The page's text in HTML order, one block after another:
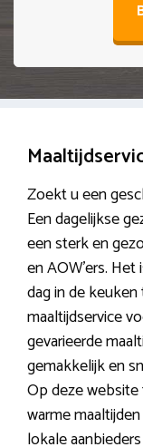
Zoekt u een
Een dagelijkse
een sterk en
en AOW’ers.
dag in de
maaltijdservice
gevarieerde
gemakkelijk en
Op deze
warme
lokale